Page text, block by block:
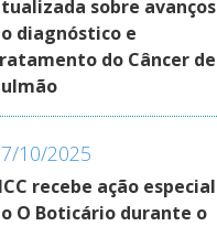
sobre avanços
diagnóstico e
do Câncer de
10/2025
recebe ação especial
O Boticário durante o